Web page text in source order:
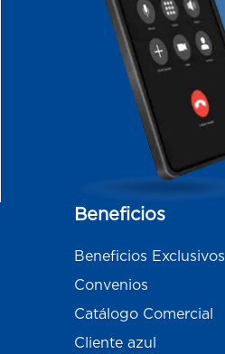
Beneficios
Beneficios Exclusivos
Convenios
Catálogo Comercial
Cliente azul